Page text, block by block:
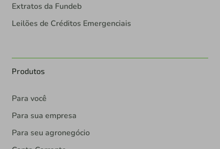
Extratos da Fundeb
Leilões de Créditos Emergenciais
Produtos
Para você
Para sua empresa
Para seu agronegócio